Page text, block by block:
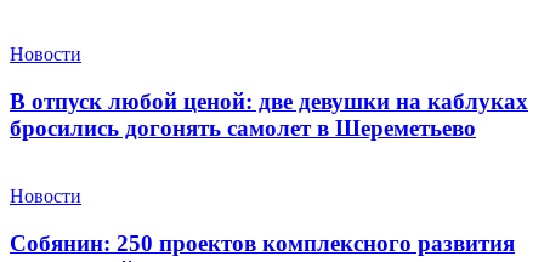
Новости
В отпуск любой ценой: две девушки на каблуках
бросились догонять самолет в Шереметьево
Новости
Собянин: 250 проектов комплексного развития